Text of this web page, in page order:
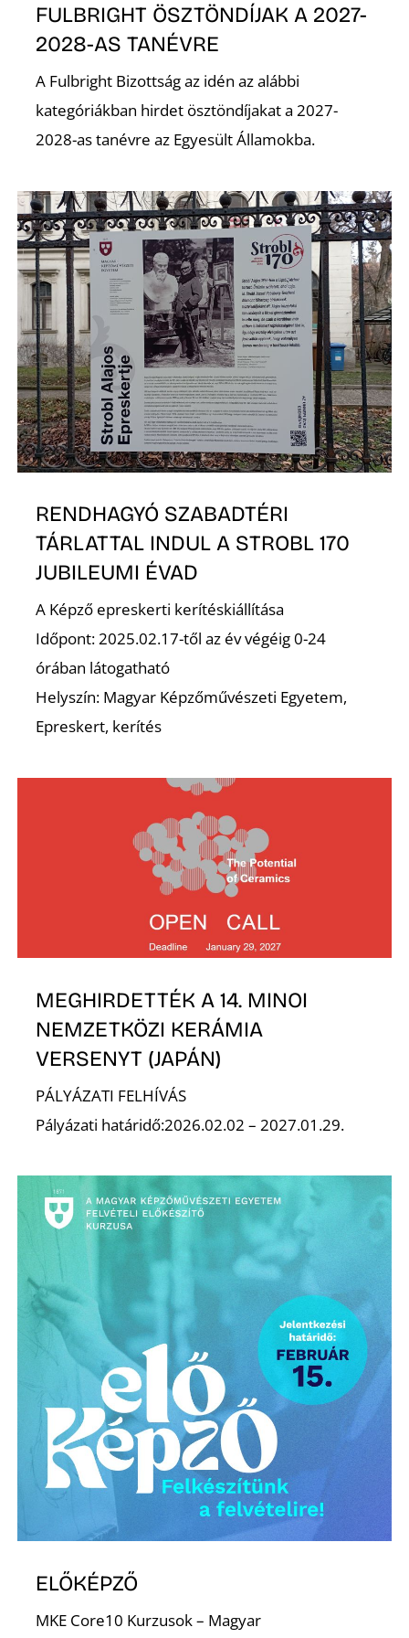
FULBRIGHT ÖSZTÖNDÍJAK A 2027-
2028-AS TANÉVRE
A Fulbright Bizottság az idén az alábbi
kategóriákban hirdet ösztöndíjakat a 2027-
2028-as tanévre az Egyesült Államokba.
RENDHAGYÓ SZABADTÉRI
TÁRLATTAL INDUL A STROBL 170
JUBILEUMI ÉVAD
A Képző epreskerti kerítéskiállítása
Időpont: 2025.02.17-től az év végéig 0-24
órában látogatható
Helyszín: Magyar Képzőművészeti Egyetem,
Epreskert, kerítés
MEGHIRDETTÉK A 14. MINOI
NEMZETKÖZI KERÁMIA
VERSENYT (JAPÁN)
PÁLYÁZATI FELHÍVÁS
Pályázati határidő:2026.02.02 – 2027.01.29.
ELŐKÉPZŐ
MKE Core10 Kurzusok – Magyar